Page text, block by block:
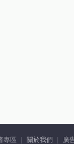
專區 關於我們 廣